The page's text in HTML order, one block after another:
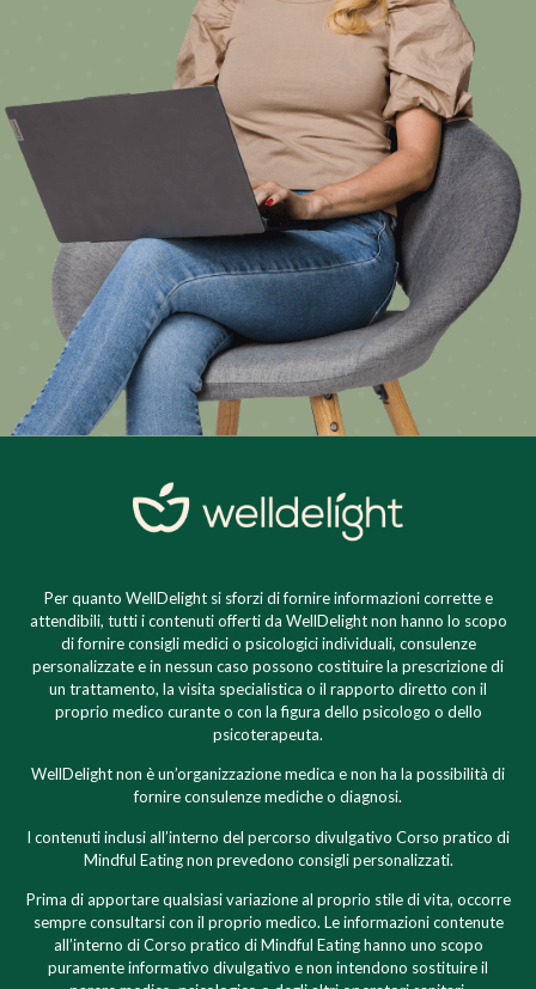
Per quanto WellDelight si sforzi di fornire informazioni corrette e
attendibili, tutti i contenuti offerti da WellDelight non hanno lo scopo
di fornire consigli medici o psicologici individuali, consulenze
personalizzate e in nessun caso possono costituire la prescrizione di
un trattamento, la visita specialistica o il rapporto diretto con il
proprio medico curante o con la figura dello psicologo o dello
psicoterapeuta.
WellDelight non è un’organizzazione medica e non ha la possibilità di
fornire consulenze mediche o diagnosi.
I contenuti inclusi all’interno del percorso divulgativo Corso pratico di
Mindful Eating non prevedono consigli personalizzati.
Prima di apportare qualsiasi variazione al proprio stile di vita, occorre
sempre consultarsi con il proprio medico. Le informazioni contenute
all’interno di Corso pratico di Mindful Eating hanno uno scopo
puramente informativo divulgativo e non intendono sostituire il